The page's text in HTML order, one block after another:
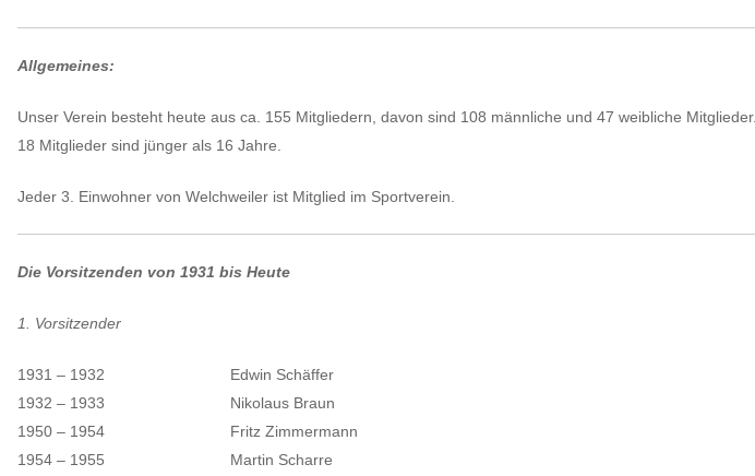
Allgemeines:
Unser Verein besteht heute aus ca. 155 Mitgliedern, davon sind 108 männliche und 47 weibliche Mitglieder.
18 Mitglieder sind jünger als 16 Jahre.
Jeder 3. Einwohner von Welchweiler ist Mitglied im Sportverein.
Die Vorsitzenden von 1931 bis Heute
1. Vorsitzender
1931 – 1932
Edwin Schäffer
1932 – 1933
Nikolaus Braun
1950 – 1954
Fritz Zimmermann
1954 – 1955
Martin Scharre